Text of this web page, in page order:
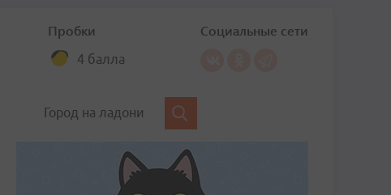
Пробки
4 балла
Социальные сети
Город на ладони